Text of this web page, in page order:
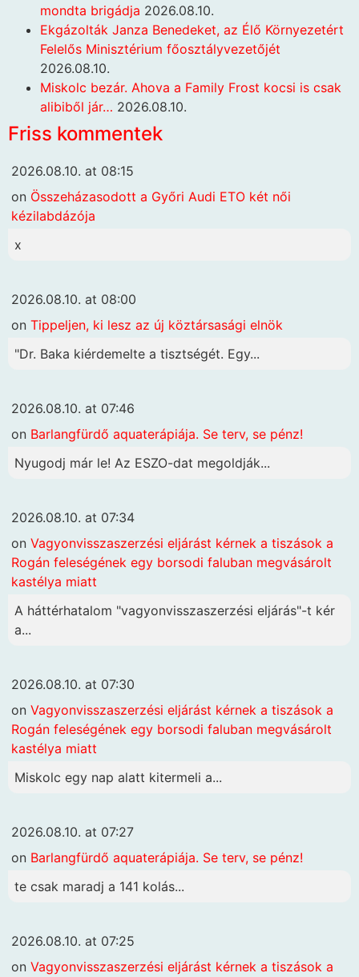
mondta brigádja 2026.08.10.
Ekgázolták Janza Benedeket, az Élő Környezetért
Felelős Minisztérium főosztályvezetőjét
2026.08.10.
Miskolc bezár. Ahova a Family Frost kocsi is csak
alibiből jár… 2026.08.10.
Friss kommentek
2026.08.10. at 08:15
on Összeházasodott a Győri Audi ETO két női
kézilabdázója
x
2026.08.10. at 08:00
on Tippeljen, ki lesz az új köztársasági elnök
"Dr. Baka kiérdemelte a tisztségét. Egy...
2026.08.10. at 07:46
on Barlangfürdő aquaterápiája. Se terv, se pénz!
Nyugodj már le! Az ESZO-dat megoldják...
2026.08.10. at 07:34
on Vagyonvisszaszerzési eljárást kérnek a tiszások a
Rogán feleségének egy borsodi faluban megvásárolt
kastélya miatt
A háttérhatalom "vagyonvisszaszerzési eljárás"-t kér
a...
2026.08.10. at 07:30
on Vagyonvisszaszerzési eljárást kérnek a tiszások a
Rogán feleségének egy borsodi faluban megvásárolt
kastélya miatt
Miskolc egy nap alatt kitermeli a...
2026.08.10. at 07:27
on Barlangfürdő aquaterápiája. Se terv, se pénz!
te csak maradj a 141 kolás...
2026.08.10. at 07:25
on Vagyonvisszaszerzési eljárást kérnek a tiszások a